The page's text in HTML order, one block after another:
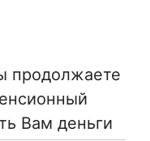
продолжаете
Вам деньги